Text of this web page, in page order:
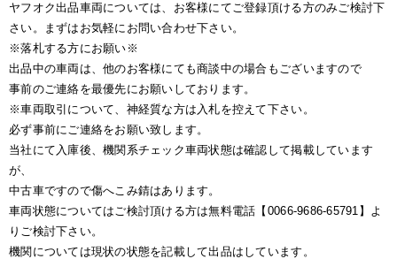
ヤフオク出品車両については、お客様にてご登録頂ける方のみご検討下
さい。まずはお気軽にお問い合わせ下さい。
※落札する方にお願い※
出品中の車両は、他のお客様にても商談中の場合もございますので
事前のご連絡を最優先にお願いしております。
※車両取引について、神経質な方は入札を控えて下さい。
必ず事前にご連絡をお願い致します。
当社にて入庫後、機関系チェック車両状態は確認して掲載しています
が、
中古車ですので傷へこみ錆はあります。
車両状態についてはご検討頂ける方は無料電話【0066-9686-65791】よ
りご検討下さい。
機関については現状の状態を記載して出品はしています。